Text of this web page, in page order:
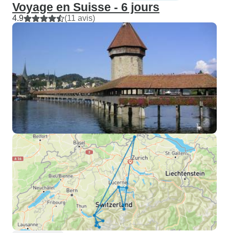
Voyage en Suisse - 6 jours
4.9 (11 avis)